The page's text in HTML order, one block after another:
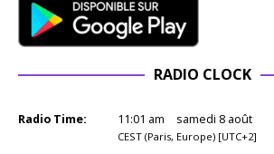
RADIO CLOCK
Radio Time: 11:01 am samedi 8 août
CEST (Paris, Europe) [UTC+2]